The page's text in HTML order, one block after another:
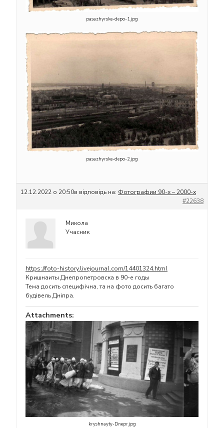
pasazhyrske-depo-1.jpg
pasazhyrske-depo-2.jpg
12.12.2022 о 20:50в відповідь на: Фотографии 90-х – 2000-х
#22638
Микола
Учасник
https://foto-history.livejournal.com/14401324.html
Кришнаиты Днепропетровска в 90-е годы
Тема досить специфічна, та на фото досить багато
будівель Дніпра.
Attachments:
kryshnayty-Dnepr.jpg